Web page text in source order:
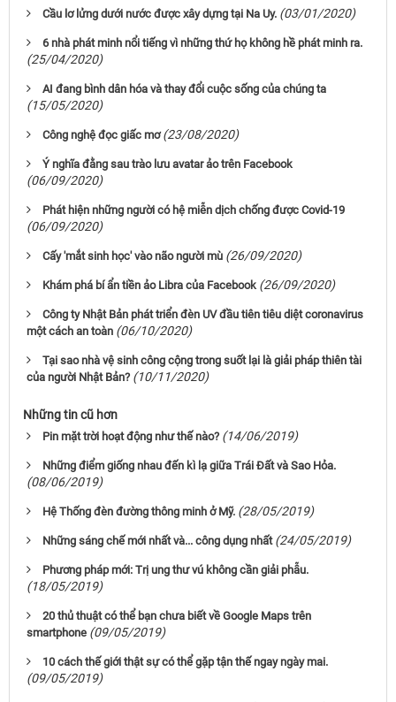
Cầu lơ lửng dưới nước được xây dựng tại Na Uy. (03/01/2020)
6 nhà phát minh nổi tiếng vì những thứ họ không hề phát minh ra.
(25/04/2020)
AI đang bình dân hóa và thay đổi cuộc sống của chúng ta
(15/05/2020)
Công nghệ đọc giấc mơ (23/08/2020)
Ý nghĩa đằng sau trào lưu avatar ảo trên Facebook
(06/09/2020)
Phát hiện những người có hệ miễn dịch chống được Covid-19
(06/09/2020)
Cấy 'mắt sinh học' vào não người mù (26/09/2020)
Khám phá bí ẩn tiền ảo Libra của Facebook (26/09/2020)
Công ty Nhật Bản phát triển đèn UV đầu tiên tiêu diệt coronavirus
một cách an toàn (06/10/2020)
Tại sao nhà vệ sinh công cộng trong suốt lại là giải pháp thiên tài
của người Nhật Bản? (10/11/2020)
Những tin cũ hơn
Pin mặt trời hoạt động như thế nào? (14/06/2019)
Những điểm giống nhau đến kì lạ giữa Trái Đất và Sao Hỏa.
(08/06/2019)
Hệ Thống đèn đường thông minh ở Mỹ. (28/05/2019)
Những sáng chế mới nhất và... công dụng nhất (24/05/2019)
Phương pháp mới: Trị ung thư vú không cần giải phẫu.
(18/05/2019)
20 thủ thuật có thể bạn chưa biết về Google Maps trên
smartphone (09/05/2019)
10 cách thế giới thật sự có thể gặp tận thế ngay ngày mai.
(09/05/2019)